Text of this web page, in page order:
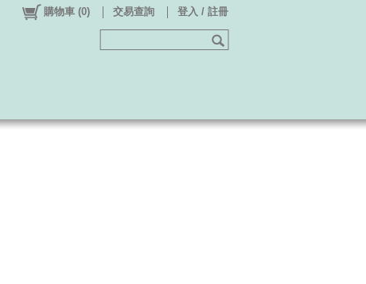
購物車 (0) 交易查詢 登入 / 註冊